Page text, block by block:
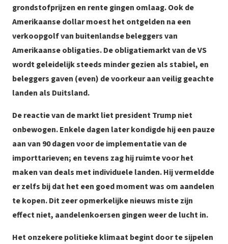
grondstofprijzen en rente gingen omlaag. Ook de
Amerikaanse dollar moest het ontgelden na een
verkoopgolf van buitenlandse beleggers van
Amerikaanse obligaties. De obligatiemarkt van de VS
wordt geleidelijk steeds minder gezien als stabiel, en
beleggers gaven (even) de voorkeur aan veilig geachte
landen als Duitsland.
De reactie van de markt liet president Trump niet
onbewogen. Enkele dagen later kondigde hij een pauze
aan van 90 dagen voor de implementatie van de
importtarieven; en tevens zag hij ruimte voor het
maken van deals met individuele landen. Hij vermeldde
er zelfs bij dat het een goed moment was om aandelen
te kopen. Dit zeer opmerkelijke nieuws miste zijn
effect niet, aandelenkoersen gingen weer de lucht in.
Het onzekere politieke klimaat begint door te sijpelen